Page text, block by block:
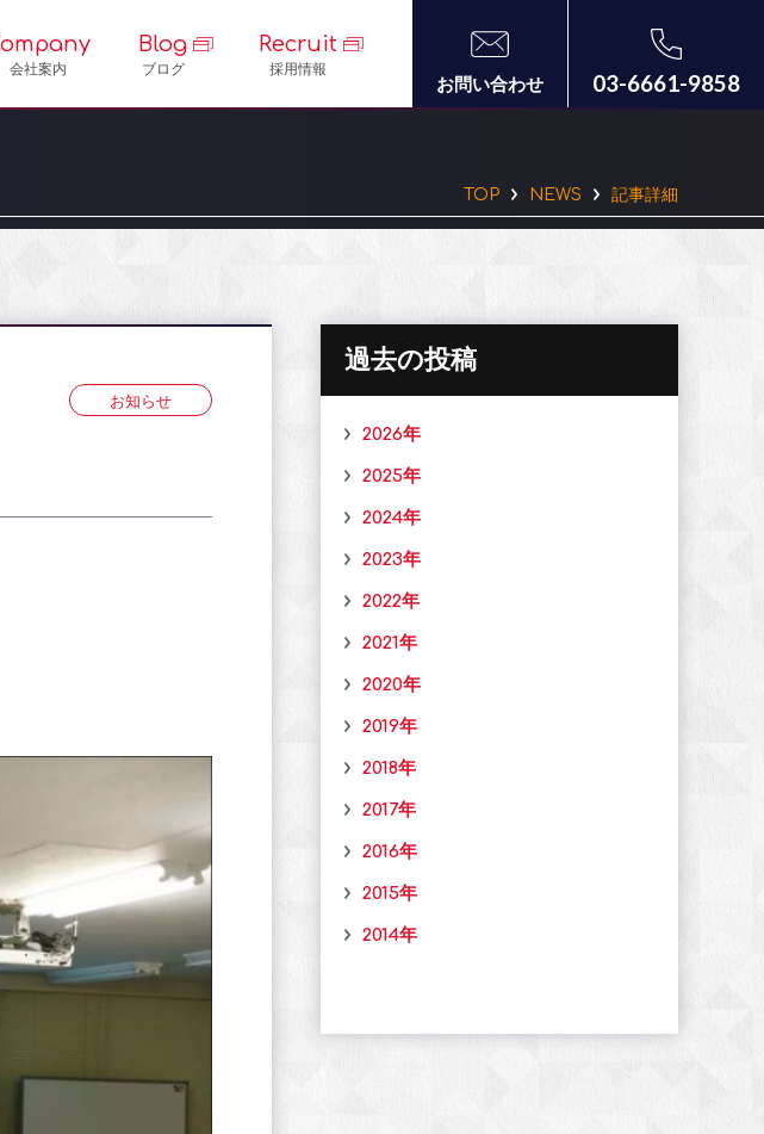
会社案内
Blog
ブログ
Recruit
採用情報
お問い合わせ 03-6661-9858
TOP NEWS 記事詳細
お知らせ
過去の投稿
2026年
2025年
2024年
2023年
2022年
2021年
2020年
2019年
2018年
2017年
2016年
2015年
2014年